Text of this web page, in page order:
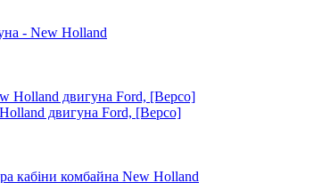
- New Holland
двигуна Ford, [Bepco]